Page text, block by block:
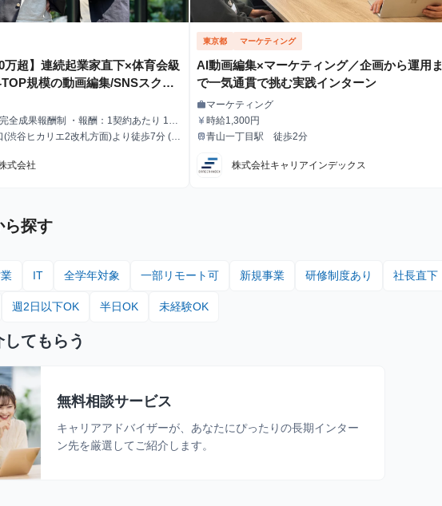
万超】連続起業家直下×体育会級
規模の動画編集/SNSスクー
ーケインターン
全成果報酬制 ・報酬：1契約あたり 10
円
線)
式会社
東京都 マーケティング
AI動画編集×マーケティング／企画から運用ま
で一気通貫で挑む実践インターン
職種
workマーケティング
給与
currency_yen時給1,300円
最寄駅
train青山一丁目駅 徒歩2分
株式会社キャリアインデックス
ら探す
IT 全学年対象 一部リモート可 新規事業 研修制度あり 社長直下
週2日以下OK 半日OK 未経験OK
てもらう
無料相談サービス
キャリアアドバイザーが、あなたにぴったりの長期インター
ン先を厳選してご紹介します。